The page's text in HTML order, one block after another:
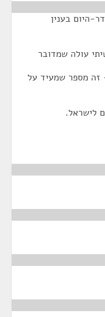
היום בענין
עולה שמדובר
זה מספר שמעיד על
לישראל.